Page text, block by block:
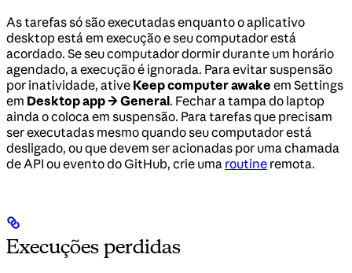
As tarefas só são executadas enquanto o aplicativo
desktop está em execução e seu computador está
acordado. Se seu computador dormir durante um horário
agendado, a execução é ignorada. Para evitar suspensão
por inatividade, ative Keep computer awake em Settings
em Desktop app → General. Fechar a tampa do laptop
ainda o coloca em suspensão. Para tarefas que precisam
ser executadas mesmo quando seu computador está
desligado, ou que devem ser acionadas por uma chamada
de API ou evento do GitHub, crie uma routine remota.
Execuções perdidas